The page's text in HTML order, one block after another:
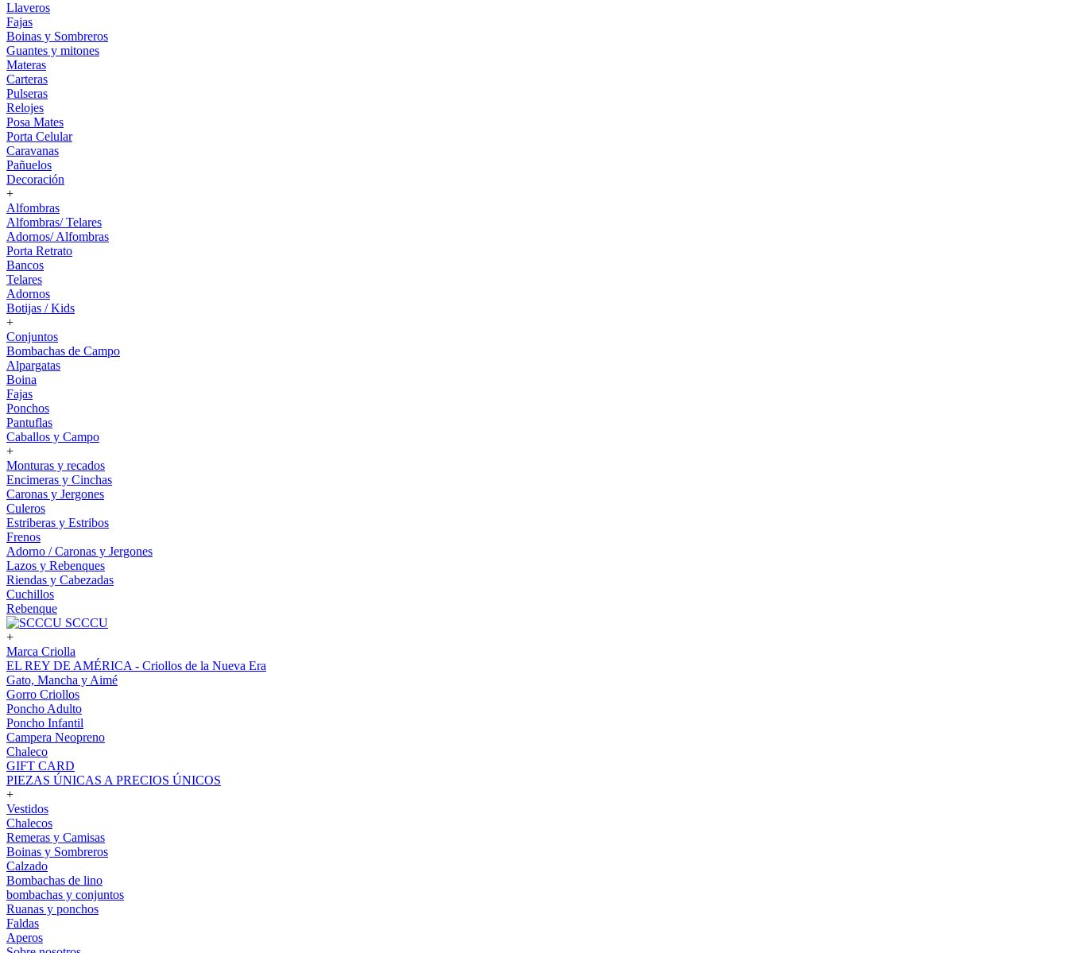
Llaveros
Fajas
Boinas y Sombreros
Guantes y mitones
Materas
Carteras
Pulseras
Relojes
Posa Mates
Porta Celular
Caravanas
Pañuelos
Decoración
+
Alfombras
Alfombras/ Telares
Adornos/ Alfombras
Porta Retrato
Bancos
Telares
Adornos
Botijas / Kids
+
Conjuntos
Bombachas de Campo
Alpargatas
Boina
Fajas
Ponchos
Pantuflas
Caballos y Campo
+
Monturas y recados
Encimeras y Cinchas
Caronas y Jergones
Culeros
Estriberas y Estribos
Frenos
Adorno / Caronas y Jergones
Lazos y Rebenques
Riendas y Cabezadas
Cuchillos
Rebenque
SCCCU
+
Marca Criolla
EL REY DE AMÉRICA - Criollos de la Nueva Era
Gato, Mancha y Aimé
Gorro Criollos
Poncho Adulto
Poncho Infantil
Campera Neopreno
Chaleco
GIFT CARD
PIEZAS ÚNICAS A PRECIOS ÚNICOS
+
Vestidos
Chalecos
Remeras y Camisas
Boinas y Sombreros
Calzado
Bombachas de lino
bombachas y conjuntos
Ruanas y ponchos
Faldas
Aperos